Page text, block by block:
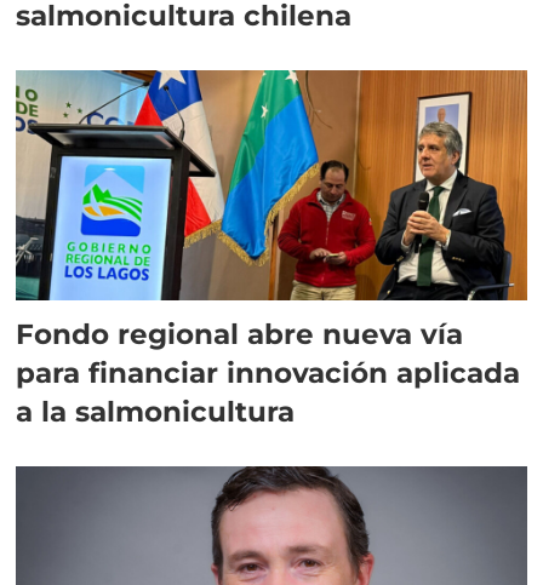
salmonicultura chilena
Fondo regional abre nueva vía
para financiar innovación aplicada
a la salmonicultura